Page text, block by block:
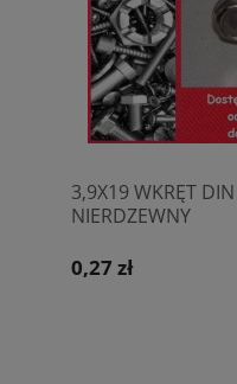
3,9X19 WKRĘT
NIERDZEWNY
0,27 zł